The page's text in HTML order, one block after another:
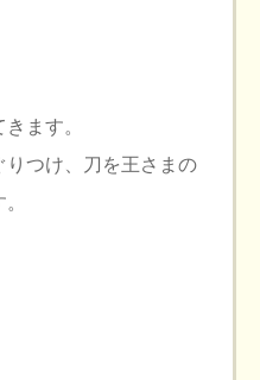
ます。
りつけ、刀を王さまの